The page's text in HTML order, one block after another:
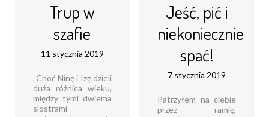
Trup w
szafie
11 stycznia 2019
„Choć Ninę i Izę dzieli
duża różnica wieku,
między tymi dwiema
siostrami
Jeść, pić i
niekoniecznie
spać!
7 stycznia 2019
Patrzyłem na ciebie
przez ramię,